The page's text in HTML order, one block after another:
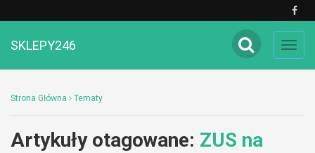
SKLEPY246
Strona Główna Tematy
Artykuły otagowane: ZUS na